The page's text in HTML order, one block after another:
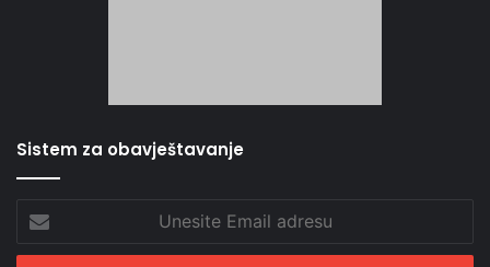
Sistem za obavještavanje
Email
adresu